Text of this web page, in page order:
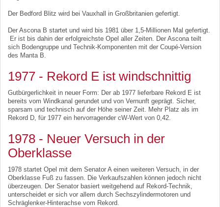
Der Bedford Blitz wird bei Vauxhall in Großbritanien gefertigt.
Der Ascona B startet und wird bis 1981 über 1,5-Millionen Mal gefertigt.
Er ist bis dahin der erfolgreichste Opel aller Zeiten. Der Ascona teilt
sich Bodengruppe und Technik-Komponenten mit der Coupé-Version
des Manta B.
1977 - Rekord E ist windschnittig
Gutbürgerlichkeit in neuer Form: Der ab 1977 lieferbare Rekord E ist
bereits vom Windkanal gerundet und von Vernunft geprägt. Sicher,
sparsam und technisch auf der Höhe seiner Zeit. Mehr Platz als im
Rekord D, für 1977 ein hervorragender cW-Wert von 0,42.
1978 - Neuer Versuch in der
Oberklasse
1978 startet Opel mit dem Senator A einen weiteren Versuch, in der
Oberklasse Fuß zu fassen. Die Verkaufszahlen können jedoch nicht
überzeugen. Der Senator basiert weitgehend auf Rekord-Technik,
unterscheidet er sich vor allem durch Sechszylindermotoren und
Schräglenker-Hinterachse vom Rekord.